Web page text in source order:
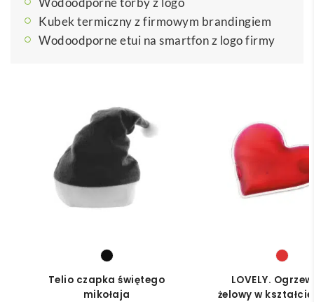
Kubek termiczny z firmowym brandingiem
Wodoodporne etui na smartfon z logo firmy
Telio czapka świętego
mikołaja
LOVELY.
żelowy w